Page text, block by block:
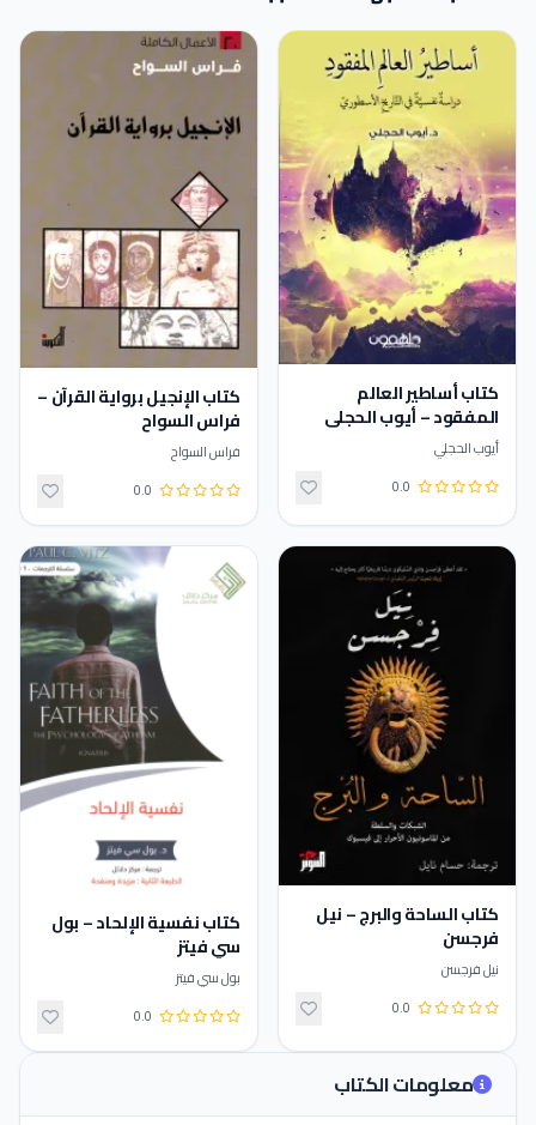
كتاب أساطير العالم
المفقود – أيوب الحجلي
أيوب الحجلي
0.0
كتاب الإنجيل برواية القرآن –
فراس السواح
فراس السواح
0.0
كتاب الساحة والبرج – نيل
فرجسن
نيل فرجسن
0.0
كتاب نفسية الإلحاد – بول
سي فيتز
بول سي فيتز
0.0
معلومات الكتاب